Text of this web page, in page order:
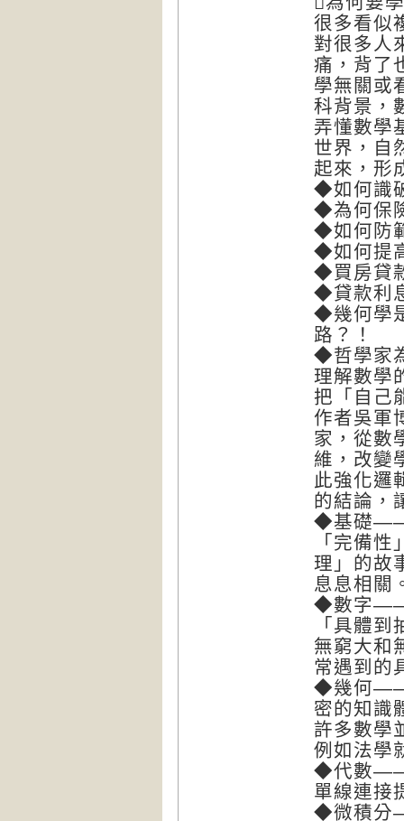
很多看似
對很多人
痛，背了
學無關或
科背景，
弄懂數學
世界，自
起來，形
◆如何識
◆為何保
◆如何防
◆如何提
◆買房貸
◆貸款利
◆幾何學
路？！
◆哲學家
理解數學
把「自己
作者吳軍
家，從數
維，改變
此強化邏
的結論，
◆基礎——
「完備
理」的故
息息相關
◆數字——
「具體
無窮大和
常遇到的
◆幾何——
密的知識
許多數學
例如法學
◆代數——
單線連接
◆微積分